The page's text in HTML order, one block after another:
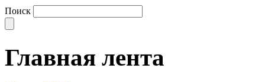
Поиск
Главная лента